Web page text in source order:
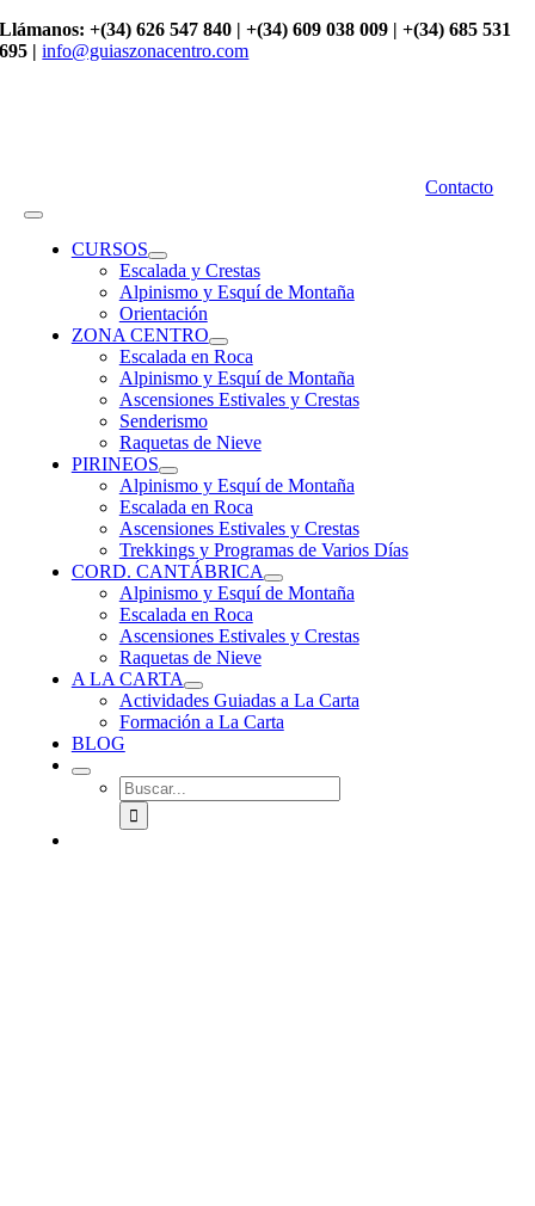
Saltar
al
Llámanos: +(34) 626 547 840 | +(34) 609 038 009 | +(34) 685 531
695 | info@guiaszonacentro.com
Contacto
Toggle
NavigationCURSOS
Escalada y Crestas
Alpinismo y Esquí de Montaña
Orientación
ZONA CENTRO
Escalada en Roca
Alpinismo y Esquí de Montaña
Ascensiones Estivales y Crestas
Senderismo
Raquetas de Nieve
PIRINEOS
Alpinismo y Esquí de Montaña
Escalada en Roca
Ascensiones Estivales y Crestas
Trekkings y Programas de Varios Días
CORD. CANTÁBRICA
Alpinismo y Esquí de Montaña
Escalada en Roca
Ascensiones Estivales y Crestas
Raquetas de Nieve
A LA CARTA
Actividades Guiadas a La Carta
Formación a La Carta
BLOG
Buscar: